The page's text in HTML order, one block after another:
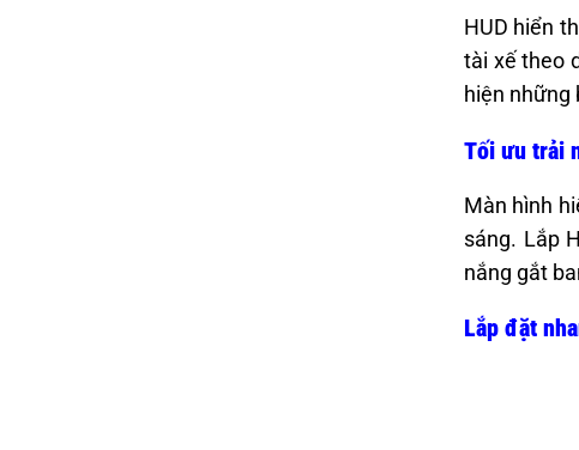
HUD hiển
tài xế theo
hiện những
Tối ưu trải
Màn hình
sáng. Lắp
nắng gắt
Lắp đặt